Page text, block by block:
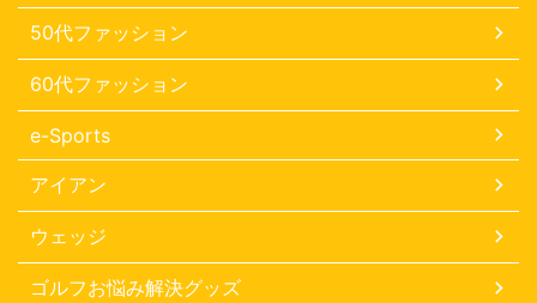
50代ファッション
60代ファッション
e-Sports
アイアン
ウェッジ
ゴルフお悩み解決グッズ